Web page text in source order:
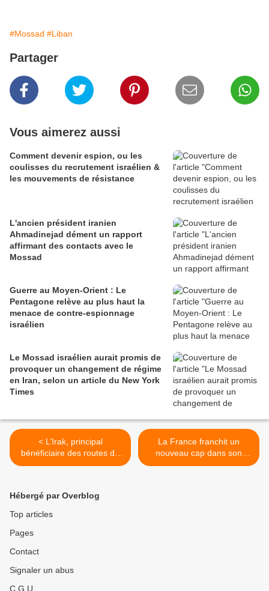
#Mossad #Liban
Partager
Vous aimerez aussi
Comment devenir espion, ou les
coulisses du recrutement israélien &
les mouvements de résistance
L'ancien président iranien
Ahmadinejad dément un rapport
affirmant des contacts avec le
Mossad
Guerre au Moyen-Orient : Le
Pentagone relève au plus haut la
menace de contre-espionnage
israélien
Le Mossad israélien aurait promis de
provoquer un changement de régime
en Iran, selon un article du New York
Times
< L’Irak, principal
bénéficiaire des routes de
la soie
La France franchit un
nouveau cap dans son
implication dans la guerre
Hébergé par Overblog
Top articles
Pages
Contact
Signaler un abus
C.G.U.